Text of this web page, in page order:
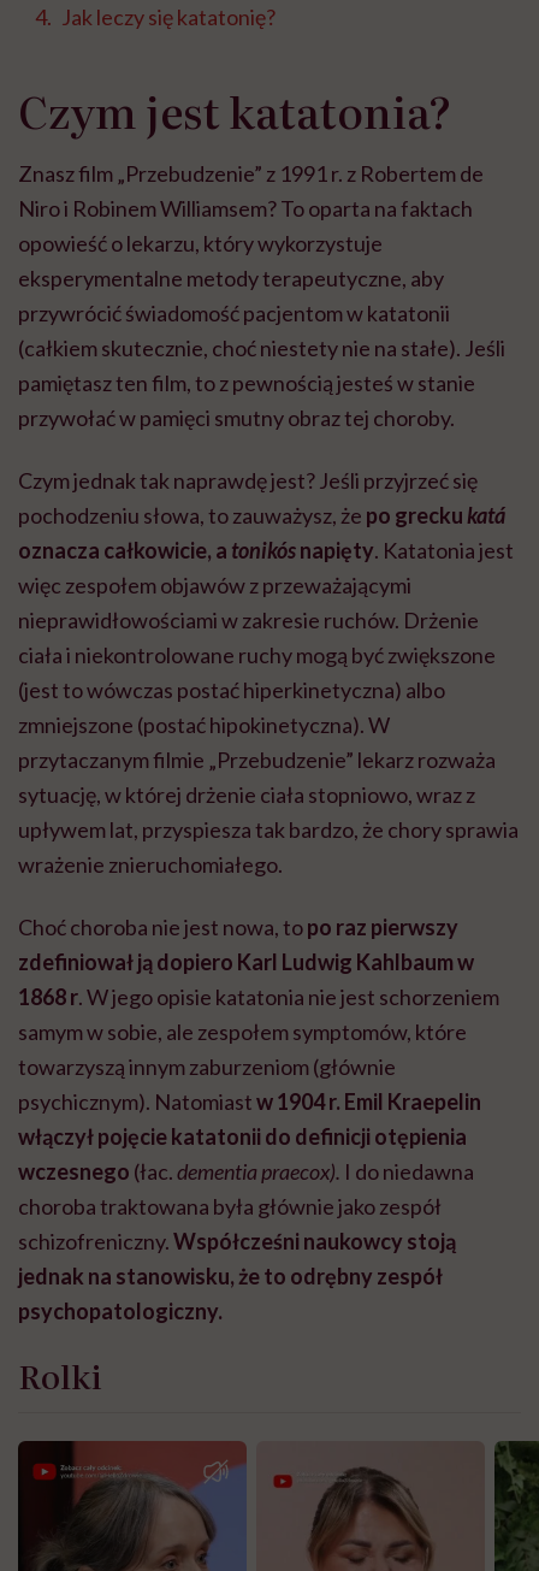
Jak leczy się katatonię?
Czym jest katatonia?
Znasz film „Przebudzenie” z 1991 r. z Robertem de
Niro i Robinem Williamsem? To oparta na faktach
opowieść o lekarzu, który wykorzystuje
eksperymentalne metody terapeutyczne, aby
przywrócić świadomość pacjentom w katatonii
(całkiem skutecznie, choć niestety nie na stałe). Jeśli
pamiętasz ten film, to z pewnością jesteś w stanie
przywołać w pamięci smutny obraz tej choroby.
Czym jednak tak naprawdę jest? Jeśli przyjrzeć się
pochodzeniu słowa, to zauważysz, że po grecku katá
oznacza całkowicie, a tonikósnapięty. Katatonia jest
więc zespołem objawów z przeważającymi
nieprawidłowościami w zakresie ruchów. Drżenie
ciała i niekontrolowane ruchy mogą być zwiększone
(jest to wówczas postać hiperkinetyczna) albo
zmniejszone (postać hipokinetyczna). W
przytaczanym filmie „Przebudzenie” lekarz rozważa
sytuację, w której drżenie ciała stopniowo, wraz z
upływem lat, przyspiesza tak bardzo, że chory sprawia
wrażenie znieruchomiałego.
Choć choroba nie jest nowa, topo raz pierwszy
zdefiniował ją dopiero Karl Ludwig Kahlbaum w
1868 r.W jego opisie katatonia nie jest schorzeniem
samym w sobie, ale zespołem symptomów, które
towarzyszą innym zaburzeniom (głównie
psychicznym). Natomiastw 1904 r. Emil Kraepelin
włączył pojęcie katatonii do definicji otępienia
wczesnego (łac.dementia praecox). I do niedawna
choroba traktowana była głównie jako zespół
schizofreniczny.Współcześni naukowcy stoją
jednak na stanowisku, że to odrębny zespół
psychopatologiczny.
Rolki